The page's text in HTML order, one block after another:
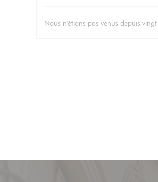
Nous n'étions pas venus depuis